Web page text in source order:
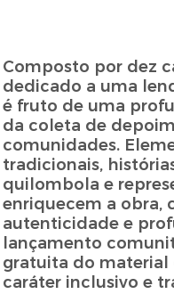
Composto por dez
dedicado a uma
é fruto de uma
da coleta de
comunidades.
tradicionais,
quilombola e
enriquecem a obra,
autenticidade e
lançamento
gratuita do material
caráter inclusivo e